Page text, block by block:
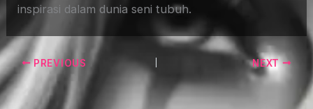
inspirasi dalam dunia seni tubuh.
PREVIOUS NEXT